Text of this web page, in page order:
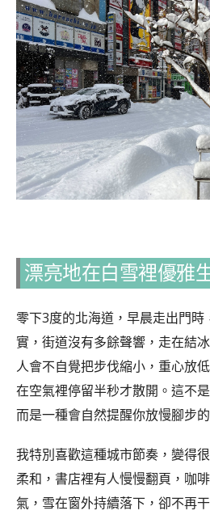
漂亮地在白雪裡優雅
零下3度的北海道，早晨走出門
實，街道沒有多餘聲響，走在結
人會不自覺把步伐縮小，重心放
在空氣裡停留半秒才散開。這不
而是一種會自然提醒你放慢腳步
我特別喜歡這種城市節奏，變得
柔和，書店裡有人慢慢翻頁，咖
氣，雪在窗外持續落下，卻不再